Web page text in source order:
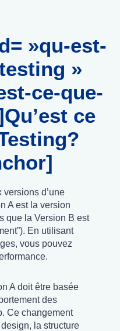
»qu-est-
»
ce-que-
ce
versions d’une
A est la version
que la Version B est
En utilisant
vous pouvez
A doit être basée
des
Ce changement
la structure